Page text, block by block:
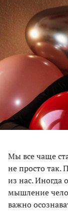
Мы все чаще
не просто так.
из нас. Иногда
мышление
важно